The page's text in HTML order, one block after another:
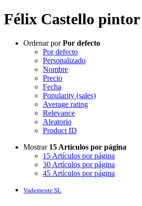
Félix Castello
Ordenar porPor defecto
Por defecto
Personalizado
Nombre
Precio
Fecha
Popularity (sales)
Average rating
Relevance
Aleatorio
Product ID
Mostrar 15 Artículos por página
15 Artículos por página
30 Artículos por página
45 Artículos por página
Vademente SL